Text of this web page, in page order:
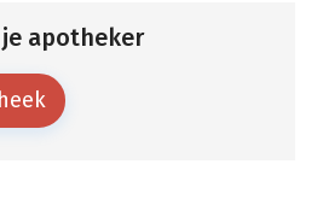
je apotheker